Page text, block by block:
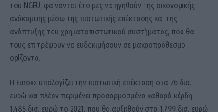
του NGEU, φαίνονται έτοιμες να ηγηθούν της οικονομικής
ανάκαμψης μέσω της πιστωτικής επέκτασης και της
ανάπτυξης του χρηματοπιστωτικού συστήματος, που θα
τους επιτρέψουν να ευδοκιμήσουν σε μακροπρόθεσμο
ορίζοντα.
Η Euroxx υπολογίζει την πιστωτική επέκταση στα 26 δισ.
ευρώ και πλέον περιμένει προσαρμοσμένα καθαρά κέρδη
1,485 δισ. ευρώ το 2021, που θα αυξηθούν στα 1,799 δισ. ευρώ